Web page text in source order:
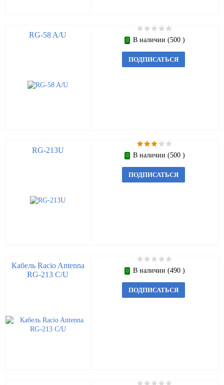
RG-58 A/U
В наличии (500 )
ПОДПИСАТЬСЯ
RG-213U
В наличии (500 )
ПОДПИСАТЬСЯ
Кабель Racio Antenna
RG-213 C/U
В наличии (490 )
ПОДПИСАТЬСЯ